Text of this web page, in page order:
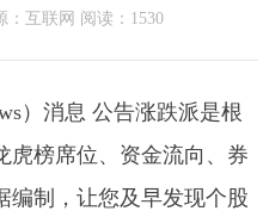
：互联网 阅读：1530
）消息 公告涨跌派是根
虎榜席位、资金流向、券
编制，让您及早发现个股